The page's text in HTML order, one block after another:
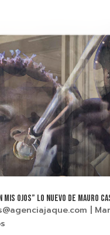
MIS OJOS” Lo nuevo de MAURO